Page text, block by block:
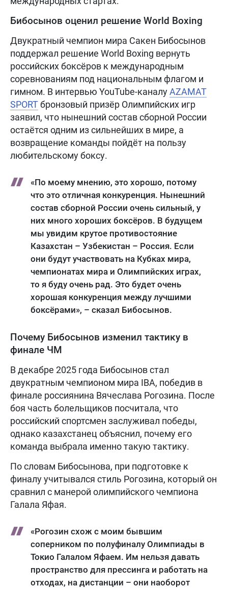
Бибосынов оценил решение World Boxing
Двукратный чемпион мира Сакен Бибосынов
поддержал решение World Boxing вернуть
российских боксёров к международным
соревнованиям под национальным флагом и
гимном. В интервью YouTube-каналуAZAMAT
SPORTбронзовый призёр Олимпийских игр
заявил, что нынешний состав сборной России
остаётся одним из сильнейших в мире, а
возвращение команды пойдёт на пользу
любительскому боксу.
«По моему мнению, это хорошо, потому
что это отличная конкуренция. Нынешний
состав сборной России очень сильный, у
них много хороших боксёров. В будущем
мы увидим крутое противостояние
Казахстан – Узбекистан – Россия. Если
они будут участвовать на Кубках мира,
чемпионатах мира и Олимпийских играх,
то я буду очень рад. Это будет очень
хорошая конкуренция между лучшими
боксёрами», – сказал Бибосынов.
Почему Бибосынов изменил тактику в
финале ЧМ
В декабре 2025 года Бибосынов стал
двукратным чемпионом мира IBA, победив в
финале россиянина Вячеслава Рогозина. После
боя часть болельщиков посчитала, что
российский спортсмен заслуживал победы,
однако казахстанец объяснил, почему его
команда выбрала именно такую тактику.
По словам Бибосынова, при подготовке к
финалу учитывался стиль Рогозина, который он
сравнил с манерой олимпийского чемпиона
Галала Яфая.
«Рогозин схож с моим бывшим
соперником по полуфиналу Олимпиады в
Токио Галалом Яфаем. Им нельзя давать
пространство для прессинга и работать на
отходах, на дистанции – они наоборот